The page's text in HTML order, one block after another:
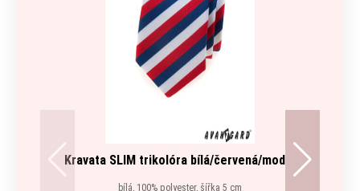
Kravata SLIM trikolóra bílá/červená/modrá
bílá, 100% polyester, šířka 5 cm